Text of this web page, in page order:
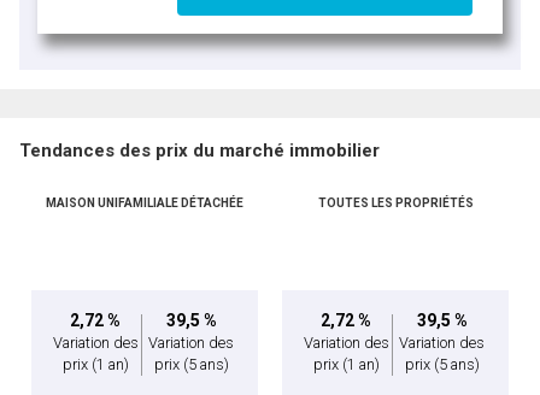
Tendances des prix du marché immobilier
MAISON UNIFAMILIALE DÉTACHÉE
2,72 %
Variation des
prix (1 an)
39,5 %
Variation des
prix (5 ans)
TOUTES LES PROPRIÉTÉS
2,72 %
Variation des
prix (1 an)
39,5 %
Variation des
prix (5 ans)